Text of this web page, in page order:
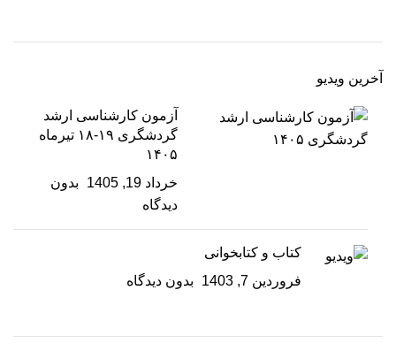
آخرین ویدیو
آزمون کارشناسی ارشد
گردشگری ۱۹-۱۸ تیرماه
۱۴۰۵
خرداد 19, 1405
بدون
دیدگاه
کتاب و کتابخوانی
فروردین 7, 1403
بدون دیدگاه